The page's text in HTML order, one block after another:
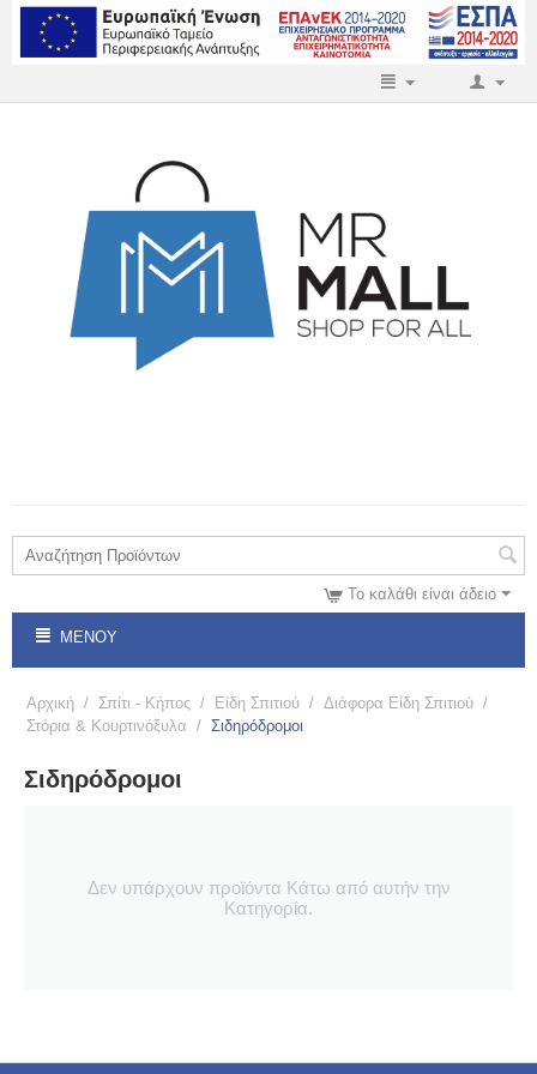
Το καλάθι είναι άδειο
ΜΕΝΟΎ
Αρχική / Σπίτι - Κήπος / Είδη Σπιτιού / Διάφορα Είδη Σπιτιού /
Στόρια & Κουρτινόξυλα / Σιδηρόδρομοι
Σιδηρόδρομοι
Δεν υπάρχουν προϊόντα Κάτω από αυτήν την
Κατηγορία.